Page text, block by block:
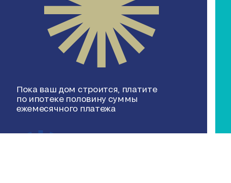
Пока ваш дом строится, платите
по ипотеке половину суммы
ежемесячного платежа